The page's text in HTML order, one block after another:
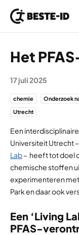
Het
17 juli 2025
chemie Onderzoek
Utrecht
Een
Universiteit Utrecht
Lab– heeft tot doel
chemische stoffen
experimenteren
Park en daar ook
Een ‘Living
PFAS-